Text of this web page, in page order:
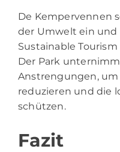
De Kempervennen
der Umwelt ein und
Sustainable
Der Park
Anstrengungen, um
reduzieren und die
schützen.
Fazit